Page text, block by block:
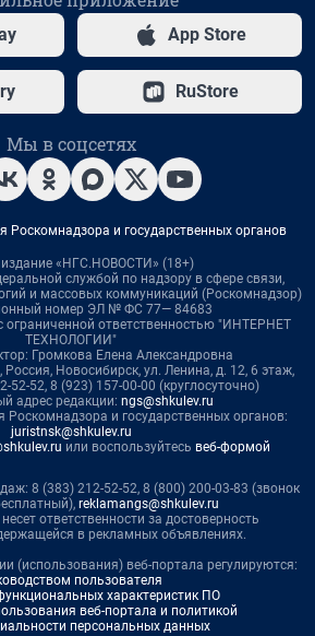
App Store
RuStore
Мы в соцсетях
Роскомнадзора и государственных органов
издание «НГС.НОВОСТИ» (18+)
службой по надзору в сфере связи,
и массовых коммуникаций (Роскомнадзор)
номер ЭЛ № ФС 77— 84683
ограниченной ответственностью "ИНТЕРНЕТ
ТЕХНОЛОГИИ"
Громкова Елена Александровна
Новосибирск, ул. Ленина, д. 12, 6 этаж,
52-52, 8 (923) 157-00-00 (круглосуточно)
адрес редакции: ngs@shkulev.ru
Роскомнадзора и государственных органов:
juristnsk@shkulev.ru
или воспользуйтесь веб-формой
8 (383) 212-52-52, 8 (800) 200-03-83 (звонок
reklamangs@shkulev.ru
ответственности за достоверность
в рекламных объявлениях.
(использования) веб-портала регулируются:
пользователя
характеристик ПО
веб-портала и политикой
персональных данных